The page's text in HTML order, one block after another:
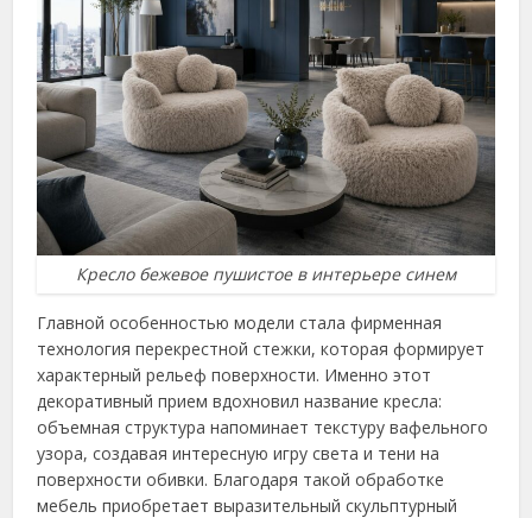
Кресло бежевое пушистое в интерьере синем
Главной особенностью модели стала фирменная
технология перекрестной стежки, которая формирует
характерный рельеф поверхности. Именно этот
декоративный прием вдохновил название кресла:
объемная структура напоминает текстуру вафельного
узора, создавая интересную игру света и тени на
поверхности обивки. Благодаря такой обработке
мебель приобретает выразительный скульптурный